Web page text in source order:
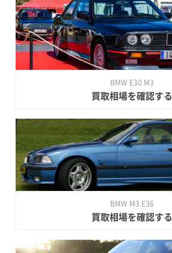
BMW E30 M3
買取相場を確認する
BMW M3 E36
買取相場を確認する